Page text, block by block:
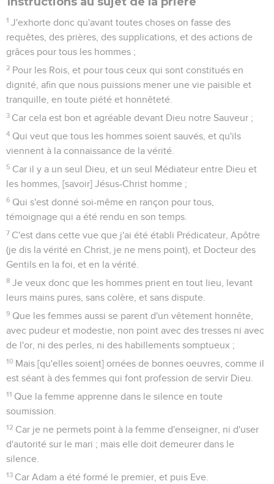
1 J'exhorte donc qu'avant toutes choses on fasse des
requêtes, des prières, des supplications, et des actions de
grâces pour tous les hommes ;
2 Pour les Rois, et pour tous ceux qui sont constitués en
dignité, afin que nous puissions mener une vie paisible et
tranquille, en toute piété et honnêteté.
3 Car cela est bon et agréable devant Dieu notre Sauveur ;
4 Qui veut que tous les hommes soient sauvés, et qu'ils
viennent à la connaissance de la vérité.
5 Car il y a un seul Dieu, et un seul Médiateur entre Dieu et
les hommes, [savoir] Jésus-Christ homme ;
6 Qui s'est donné soi-même en rançon pour tous,
témoignage qui a été rendu en son temps.
7 C'est dans cette vue que j'ai été établi Prédicateur, Apôtre
(je dis la vérité en Christ, je ne mens point), et Docteur des
Gentils en la foi, et en la vérité.
8 Je veux donc que les hommes prient en tout lieu, levant
leurs mains pures, sans colère, et sans dispute.
9 Que les femmes aussi se parent d'un vêtement honnête,
avec pudeur et modestie, non point avec des tresses ni avec
de l'or, ni des perles, ni des habillements somptueux ;
10 Mais [qu'elles soient] ornées de bonnes oeuvres, comme il
est séant à des femmes qui font profession de servir Dieu.
11 Que la femme apprenne dans le silence en toute
soumission.
12 Car je ne permets point à la femme d'enseigner, ni d'user
d'autorité sur le mari ; mais elle doit demeurer dans le
silence.
13 Car Adam a été formé le premier, et puis Eve.